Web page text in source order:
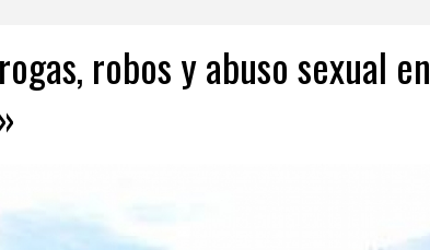
robos y abuso sexual en